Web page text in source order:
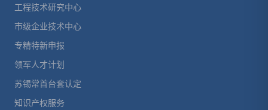
工程技术研究中心
市级企业技术中心
专精特新申报
领军人才计划
苏锡常首台套认定
知识产权服务